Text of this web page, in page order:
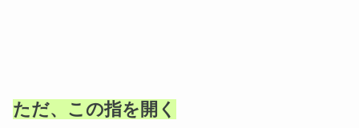
ただ、この指を開く